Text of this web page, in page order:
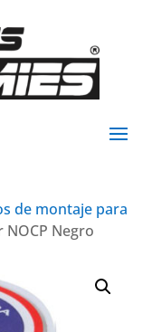
de montaje para
Negro